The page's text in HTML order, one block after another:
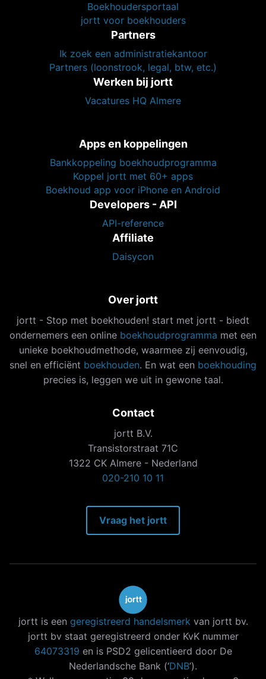
Boekhoudersportaal
jortt voor boekhouders
Partners
Ik zoek een administratiekantoor
Partners (loonstrook, legal, btw, etc.)
Werken bij jortt
Vacatures HQ Almere
Apps en koppelingen
Bankkoppeling boekhoudprogramma
Koppel jortt met 60+ apps
Boekhoud app voor iPhone en Android
Developers - API
API-reference
Affiliate
Daisycon
Over jortt
jortt - Stop met boekhouden! start met jortt - biedt
ondernemers een online boekhoudprogramma met een
unieke boekhoudmethode, waarmee zij eenvoudig,
snel en efficiënt boekhouden. En wat een boekhouding
precies is, leggen we uit in gewone taal.
Contact
jortt B.V.
Transistorstraat 71C
1322 CK Almere - Nederland
020-210 10 11
Vraag het jortt
jortt is een geregistreerd handelsmerk van jortt bv.
jortt bv staat geregistreerd onder KvK nummer
64073319 en is PSD2 gelicentieerd door De
Nederlandsche Bank (‘DNB’).